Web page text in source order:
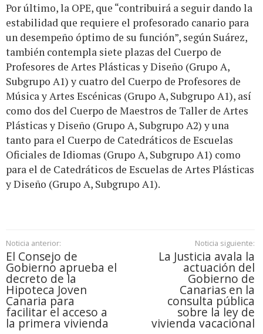
Por último, la OPE, que “contribuirá a seguir dando la
estabilidad que requiere el profesorado canario para
un desempeño óptimo de su función”, según Suárez,
también contempla siete plazas del Cuerpo de
Profesores de Artes Plásticas y Diseño (Grupo A,
Subgrupo A1) y cuatro del Cuerpo de Profesores de
Música y Artes Escénicas (Grupo A, Subgrupo A1), así
como dos del Cuerpo de Maestros de Taller de Artes
Plásticas y Diseño (Grupo A, Subgrupo A2) y una
tanto para el Cuerpo de Catedráticos de Escuelas
Oficiales de Idiomas (Grupo A, Subgrupo A1) como
para el de Catedráticos de Escuelas de Artes Plásticas
y Diseño (Grupo A, Subgrupo A1).
Noticia anterior:
El Consejo de
Gobierno aprueba el
decreto de la
Hipoteca Joven
Canaria para
facilitar el acceso a
la primera vivienda
Noticia siguiente:
La Justicia avala la
actuación del
Gobierno de
Canarias en la
consulta pública
sobre la ley de
vivienda vacacional